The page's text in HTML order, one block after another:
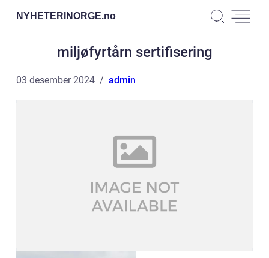
NYHETERINORGE.no
miljøfyrtårn sertifisering
03 desember 2024 admin